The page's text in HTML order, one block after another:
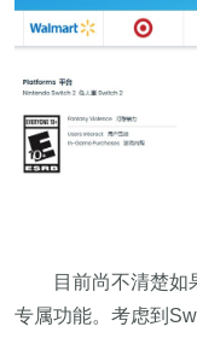
目前尚不清楚如
专属功能。考虑到